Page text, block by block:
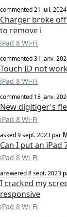
commented21 juil. 2024
Charger broke
to remove i
iPad 8 Wi-Fi
commented31 janv.
Touch ID not
iPad 8 Wi-Fi
commented 18 janv.
New digitiger's
iPad 8 Wi-Fi
asked9 sept. 2023 par
Can I put an iPad
iPad 8 Wi-Fi
answered8 sept. 2023
I cracked my
responsive
iPad 8 Wi-Fi